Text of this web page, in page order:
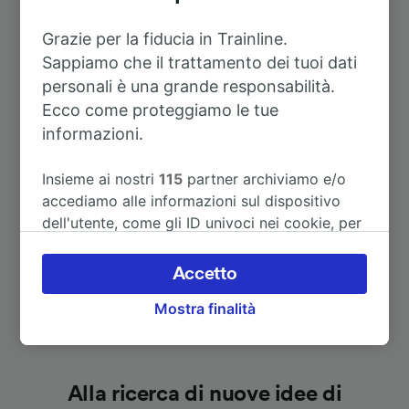
Zendscheid
A Parigi 2h 53m
Alla ricerca di nuove idee di
Grazie per la fiducia in Trainline.
Sappiamo che il trattamento dei tuoi dati
personali è una grande responsabilità.
Ecco come proteggiamo le tue
informazioni.
Insieme ai nostri115 partner archiviamo e/o
accediamo alle informazioni sul dispositivo
dell'utente, come gli ID univoci nei cookie, per
accettare o gestire le proprie scelte facendo
clic di seguito, tra cui il proprio diritto di
opporsi sulla base di un interesse legittimo o
influenzeranno i dati sulla navigazione. I tuoi
Mostra finalità
Accetto